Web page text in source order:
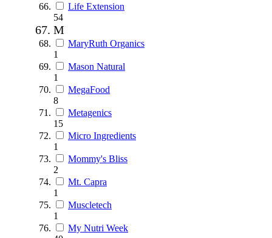
Life Extension
54
M
MaryRuth Organics
1
Mason Natural
1
MegaFood
8
Metagenics
15
Micro Ingredients
1
Mommy's Bliss
2
Mt. Capra
1
Muscletech
1
My Nutri Week